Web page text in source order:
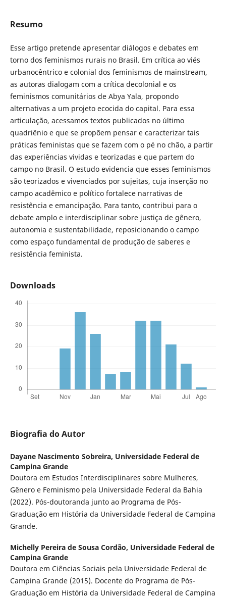
Resumo
Esse artigo pretende apresentar diálogos e debates em
torno dos feminismos rurais no Brasil. Em crítica ao viés
urbanocêntrico e colonial dos feminismos de mainstream,
as autoras dialogam com a crítica decolonial e os
feminismos comunitários de Abya Yala, propondo
alternativas a um projeto ecocida do capital. Para essa
articulação, acessamos textos publicados no último
quadriênio e que se propõem pensar e caracterizar tais
práticas feministas que se fazem com o pé no chão, a partir
das experiências vividas e teorizadas e que partem do
campo no Brasil. O estudo evidencia que esses feminismos
são teorizados e vivenciados por sujeitas, cuja inserção no
campo acadêmico e político fortalece narrativas de
resistência e emancipação. Para tanto, contribui para o
debate amplo e interdisciplinar sobre justiça de gênero,
autonomia e sustentabilidade, reposicionando o campo
como espaço fundamental de produção de saberes e
resistência feminista.
Downloads
Biografia do Autor
Dayane Nascimento Sobreira, Universidade Federal de
Campina Grande
Doutora em Estudos Interdisciplinares sobre Mulheres,
Gênero e Feminismo pela Universidade Federal da Bahia
(2022). Pós-doutoranda junto ao Programa de Pós-
Graduação em História da Universidade Federal de Campina
Grande.
Michelly Pereira de Sousa Cordão, Universidade Federal de
Campina Grande
Doutora em Ciências Sociais pela Universidade Federal de
Campina Grande (2015). Docente do Programa de Pós-
Graduação em História da Universidade Federal de Campina